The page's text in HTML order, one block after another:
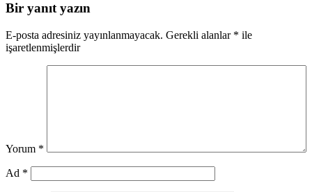
Bir yanıt yazın
E-posta adresiniz yayınlanmayacak. Gerekli alanlar * ile
işaretlenmişlerdir
Yorum *
Ad *